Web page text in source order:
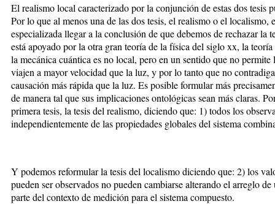
El realismo local caracterizado por la conjunción de estas dos tesis
Por lo que al menos una de las dos tesis, el realismo o el localismo,
especializada llegar a la conclusión de que debemos de rechazar la
está apoyado por la otra gran teoría de la física del siglo xx, la
la mecánica cuántica es no local, pero en un sentido que no
viajen a mayor velocidad que la luz, y por lo tanto que no
causación más rápida que la luz. Es posible formular más
de manera tal que sus implicaciones ontológicas sean más claras.
primera tesis, la tesis del realismo, diciendo que: 1) todos los
independientemente de las propiedades globales del sistema
Y podemos reformular la tesis del localismo diciendo que: 2) los
pueden ser observados no pueden cambiarse alterando el arreglo
parte del contexto de medición para el sistema compuesto.